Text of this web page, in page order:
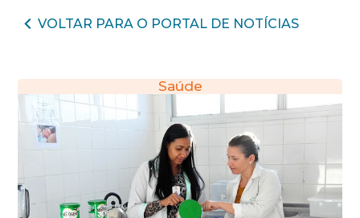
VOLTAR PARA O PORTAL DE NOTÍCIAS
Saúde